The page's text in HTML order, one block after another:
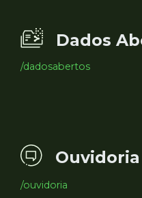
Dados
/dadosabertos
Ouvidoria
/ouvidoria